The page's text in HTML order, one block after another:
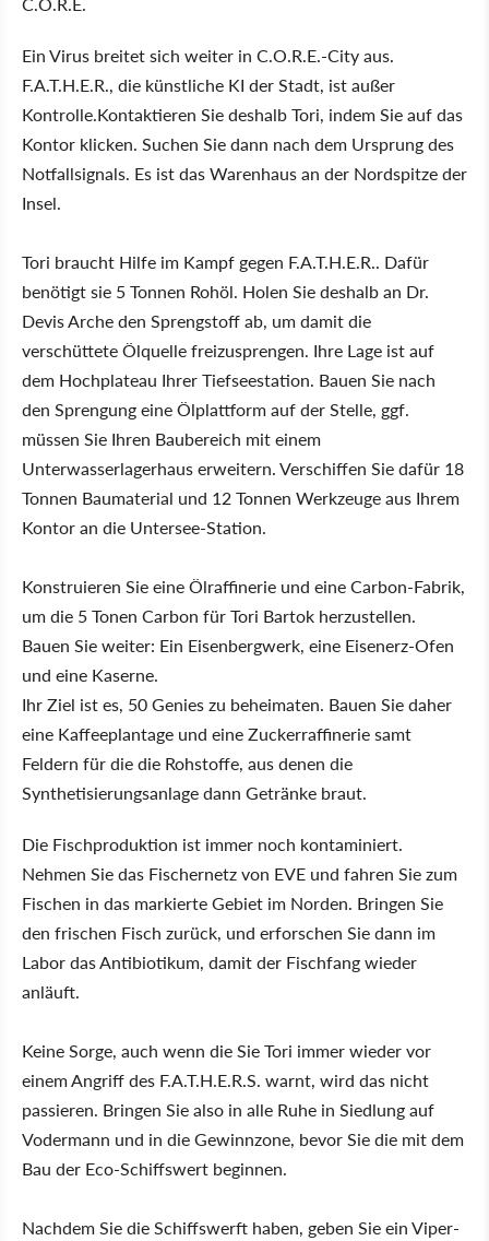
Ein Virus breitet sich weiter in C.O.R.E.-City aus.
F.A.T.H.E.R., die künstliche KI der Stadt, ist außer
Kontrolle.Kontaktieren Sie deshalb Tori, indem Sie auf das
Kontor klicken. Suchen Sie dann nach dem Ursprung des
Notfallsignals. Es ist das Warenhaus an der Nordspitze der
Insel.
Tori braucht Hilfe im Kampf gegen F.A.T.H.E.R.. Dafür
benötigt sie 5 Tonnen Rohöl. Holen Sie deshalb an Dr.
Devis Arche den Sprengstoff ab, um damit die
verschüttete Ölquelle freizusprengen. Ihre Lage ist auf
dem Hochplateau Ihrer Tiefseestation. Bauen Sie nach
den Sprengung eine Ölplattform auf der Stelle, ggf.
müssen Sie Ihren Baubereich mit einem
Unterwasserlagerhaus erweitern. Verschiffen Sie dafür 18
Tonnen Baumaterial und 12 Tonnen Werkzeuge aus Ihrem
Kontor an die Untersee-Station.
Konstruieren Sie eine Ölraffinerie und eine Carbon-Fabrik,
um die 5 Tonen Carbon für Tori Bartok herzustellen.
Bauen Sie weiter: Ein Eisenbergwerk, eine Eisenerz-Ofen
und eine Kaserne.
Ihr Ziel ist es, 50 Genies zu beheimaten. Bauen Sie daher
eine Kaffeeplantage und eine Zuckerraffinerie samt
Feldern für die die Rohstoffe, aus denen die
Synthetisierungsanlage dann Getränke braut.
Die Fischproduktion ist immer noch kontaminiert.
Nehmen Sie das Fischernetz von EVE und fahren Sie zum
Fischen in das markierte Gebiet im Norden. Bringen Sie
den frischen Fisch zurück, und erforschen Sie dann im
Labor das Antibiotikum, damit der Fischfang wieder
anläuft.
Keine Sorge, auch wenn die Sie Tori immer wieder vor
einem Angriff des F.A.T.H.E.R.S. warnt, wird das nicht
passieren. Bringen Sie also in alle Ruhe in Siedlung auf
Vodermann und in die Gewinnzone, bevor Sie die mit dem
Bau der Eco-Schiffswert beginnen.
Nachdem Sie die Schiffswerft haben, geben Sie ein Viper-